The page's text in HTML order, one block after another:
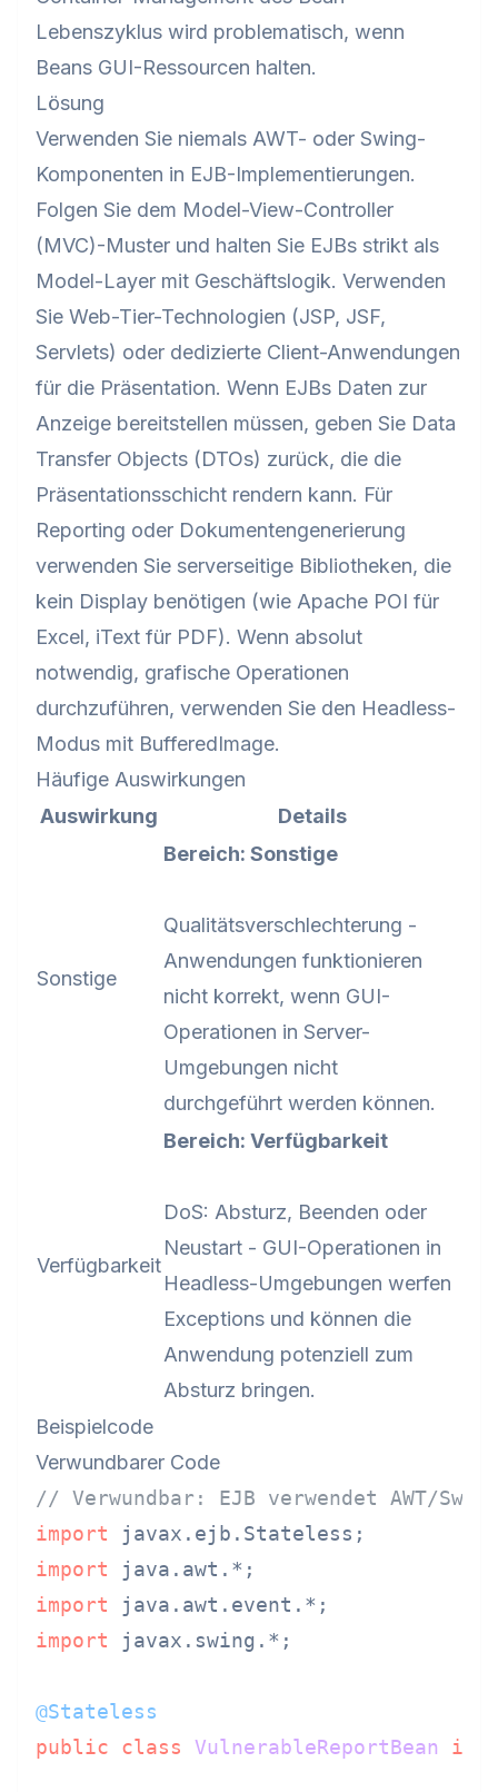
Lebenszyklus wird problematisch, wenn
Beans GUI-Ressourcen halten.
Lösung
Verwenden Sie niemals AWT- oder Swing-
Komponenten in EJB-Implementierungen.
Folgen Sie dem Model-View-Controller
(MVC)-Muster und halten Sie EJBs strikt als
Model-Layer mit Geschäftslogik. Verwenden
Sie Web-Tier-Technologien (JSP, JSF,
Servlets) oder dedizierte Client-Anwendungen
für die Präsentation. Wenn EJBs Daten zur
Anzeige bereitstellen müssen, geben Sie Data
Transfer Objects (DTOs) zurück, die die
Präsentationsschicht rendern kann. Für
Reporting oder Dokumentengenerierung
verwenden Sie serverseitige Bibliotheken, die
kein Display benötigen (wie Apache POI für
Excel, iText für PDF). Wenn absolut
notwendig, grafische Operationen
durchzuführen, verwenden Sie den Headless-
Modus mit BufferedImage.
Häufige Auswirkungen
Auswirkung
Details
Sonstige
Bereich: Sonstige
Qualitätsverschlechterung -
Anwendungen funktionieren
nicht korrekt, wenn GUI-
Operationen in Server-
Umgebungen nicht
durchgeführt werden können.
Verfügbarkeit
Bereich: Verfügbarkeit
DoS: Absturz, Beenden oder
Neustart - GUI-Operationen in
Headless-Umgebungen werfen
Exceptions und können die
Anwendung potenziell zum
Absturz bringen.
Beispielcode
Verwundbarer Code
// Verwundbar: EJB verwendet AWT/
import
import
import
import javax.swing.*;
@Stateless
public
class VulnerableReportBean